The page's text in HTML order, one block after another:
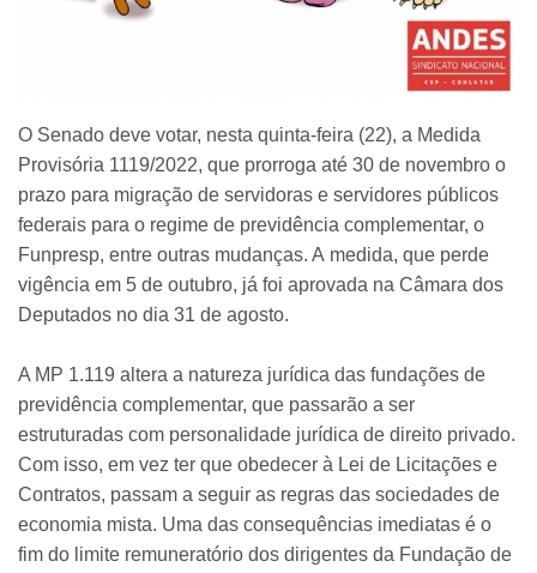
O Senado deve votar, nesta quinta-feira (22), a Medida
Provisória 1119/2022, que prorroga até 30 de novembro o
prazo para migração de servidoras e servidores públicos
federais para o regime de previdência complementar, o
Funpresp, entre outras mudanças. A medida, que perde
vigência em 5 de outubro, já foi aprovada na Câmara dos
Deputados no dia 31 de agosto.
A MP 1.119 altera a natureza jurídica das fundações de
previdência complementar, que passarão a ser
estruturadas com personalidade jurídica de direito privado.
Com isso, em vez ter que obedecer à Lei de Licitações e
Contratos, passam a seguir as regras das sociedades de
economia mista. Uma das consequências imediatas é o
fim do limite remuneratório dos dirigentes da Fundação de